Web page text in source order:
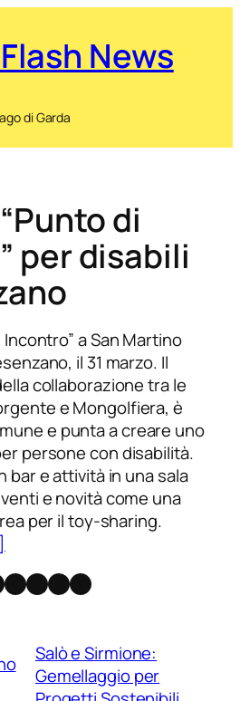
News
di Garda
di
per disabili
Incontro” a San Martino
il 31 marzo. Il
collaborazione tra le
e Mongolfiera, è
e punta a creare uno
persone con disabilità.
bar e attività in una sala
e novità come una
per il toy-sharing.
Instagram
X Threads
Telegram
Salò e Sirmione:
Gemellaggio per